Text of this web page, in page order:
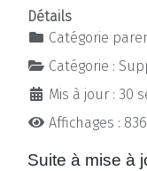
Détails
Catégorie
Catégorie :
Mis à jour : 30
Affichages : 836
Suite à mise à